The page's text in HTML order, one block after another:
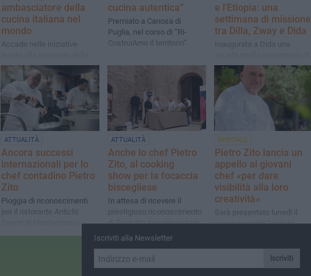
ambasciatore della
cucina italiana nel
mondo
Accade nelle iniziative
nave scuola nel porto di
Brindisi
cucina autentica”
Premiato a Canosa di
Puglia, nel corso di “Ri-
CostruiAmo il territorio”
e l'Etiopia: una
settimana di missione
tra Dilla, Zway e Dida
Inaugurata a Dida una
Daniela Fortunato
ATTUALITÀ
Ancora successi
internazionali per lo
chef contadino Pietro
Zito
Pioggia di riconoscimenti
per il ristorante Antichi
ATTUALITÀ
Anche lo chef Pietro
Zito, al cooking
show per la focaccia
biscegliese
In attesa di ricevere il
prestigioso riconoscimento
di Prodotto Agroalimentare
Tradizionale
SPECIALE
Pietro Zito lancia un
appello ai giovani
chef «per dare
visibilità alla loro
creatività»
Sarà presentato lunedì il
nuovo progetto “Antichi
Iscriviti alla Newsletter
Iscriviti